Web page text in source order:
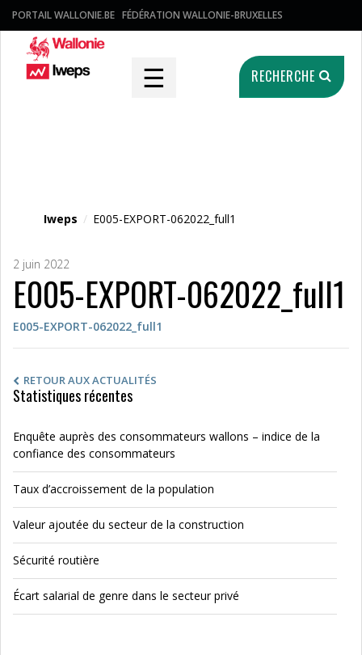
PORTAIL WALLONIE.BE FÉDÉRATION WALLONIE-BRUXELLES
☰ RECHERCHE
Iweps / E005-EXPORT-062022_full1
2 juin 2022
E005-EXPORT-062022_full1
E005-EXPORT-062022_full1
RETOUR AUX ACTUALITÉS
Statistiques récentes
Enquête auprès des consommateurs wallons – indice de la
confiance des consommateurs
Taux d’accroissement de la population
Valeur ajoutée du secteur de la construction
Sécurité routière
Écart salarial de genre dans le secteur privé